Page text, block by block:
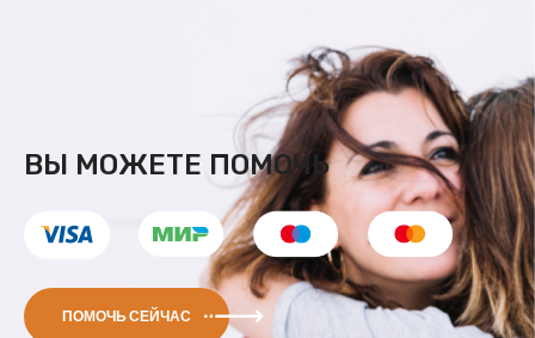
ВЫ МОЖЕТЕ ПОМОЧЬ
ПОМОЧЬ СЕЙЧАС